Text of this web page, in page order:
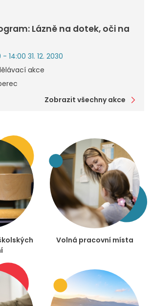
Lázně na dotek, oči na
- 14:00 31. 12. 2030
akce
Zobrazit všechny akce
Volná pracovní místa